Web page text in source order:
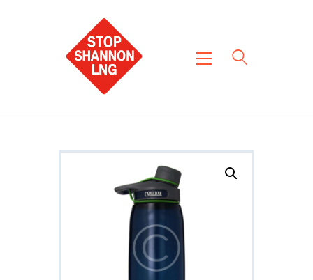
Home
About Us
News